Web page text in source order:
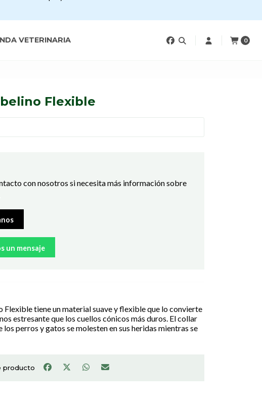
VETERINARIA 0
Flexible
con nosotros si necesita más información sobre
un mensaje
Flexible tiene un material suave y flexible que lo convierte
estresante que los cuellos cónicos más duros. El collar
los perros y gatos se molesten en sus heridas mientras se
producto